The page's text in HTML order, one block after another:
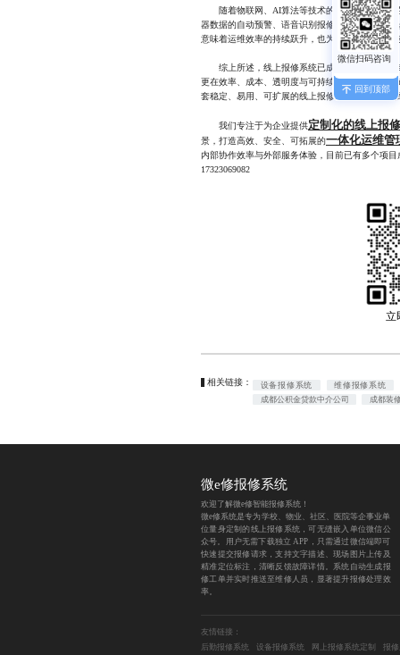
随着物联网、AI算法等技术的融合应用，未来
器数据的自动预警、语音识别报修、图像识别故
意味着运维效率的持续跃升，也为企业降本增效
综上所述，线上报修系统已成为现代企业不可
更在效率、成本、透明度与可持续性等多个维度
套稳定、易用、可扩展的线上报修系统，是迈向
我们专注于为企业提供定制化的线上报
景，打造高效、安全、可拓展的一体化运维管
内部协作效率与外部服务体验，目前已有多个项
17323069082
立
相关链接： 设备报修系统
维修报修系统
成都公积金贷款中介公司
成都装
微e修报修系统
欢迎了解微e修智能报修系统！
微e修系统是专为学校、物业、社区、医院等企事业单
位量身定制的线上报修系统 ，可无缝嵌入单位微信公
众号。用户无需下载独立 APP，只需通过微信端即可
快速提交报修请求，支持文字描述、现场图片上传及
精准定位标注，清晰反馈故障详情。系统自动生成报
修工单并实时推送至维修人员，显著提升报修处理效
率。
友情链接：
后勤报修系统
设备报修系统 网上报修系统定制 报
回到顶部